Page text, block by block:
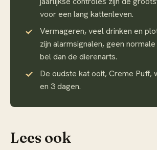
voor een lang kattenleven.
Vermageren, veel drinken en
zijn alarmsignalen, geen
bel dan de dierenarts.
De oudste kat ooit, Creme Puff,
en 3 dagen.
Lees ook